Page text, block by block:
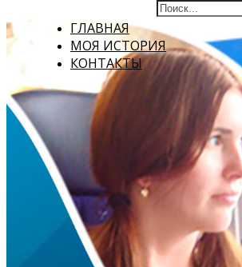
ГЛАВНАЯ
МОЯ ИСТОРИЯ
КОНТАКТЫ